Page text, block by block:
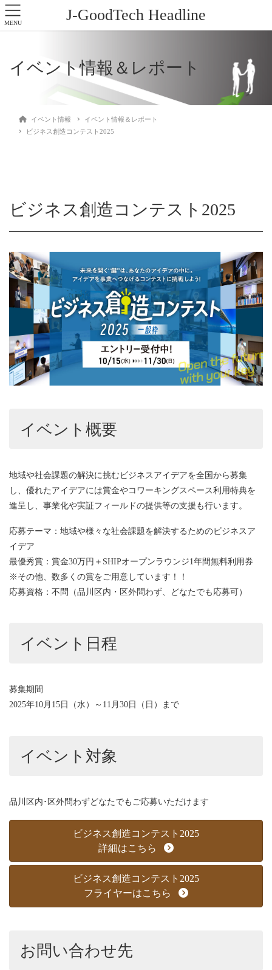
J-GoodTech Headline
イベント情報＆レポート
イベント情報
イベント情報＆レポート
ビジネス創造コンテスト2025
ビジネス創造コンテスト2025
イベント概要
地域や社会課題の解決に挑むビジネスアイデアを全国から募集
し、優れたアイデアには賞金やコワーキングスペース利用特典を
進呈し、事業化や実証フィールドの提供等の支援も行います。
応募テーマ：地域や様々な社会課題を解決するためのビジネスア
イデア
最優秀賞：賞金30万円＋SHIPオープンラウンジ1年間無料利用券
※その他、数多くの賞をご用意しています！！
応募資格：不問（品川区内・区外問わず、どなたでも応募可）
イベント日程
募集期間
2025年10月15日（水）～11月30日（日）まで
イベント対象
品川区内･区外問わずどなたでもご応募いただけます
ビジネス創造コンテスト2025
詳細はこちら
ビジネス創造コンテスト2025
フライヤーはこちら
お問い合わせ先
MENU